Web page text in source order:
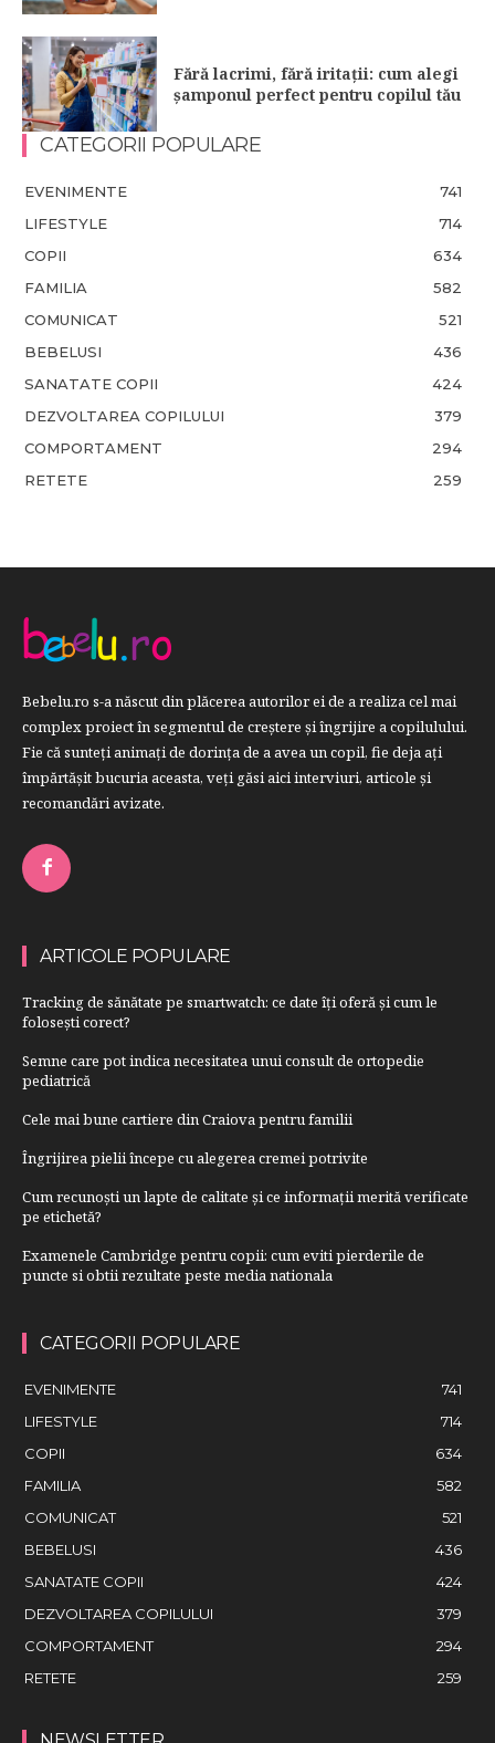
Fără lacrimi, fără iritații: cum alegi
șamponul perfect pentru copilul tău
CATEGORII POPULARE
EVENIMENTE
741
LIFESTYLE
714
COPII
634
FAMILIA
582
COMUNICAT
521
BEBELUSI
436
SANATATE COPII
424
DEZVOLTAREA COPILULUI
379
COMPORTAMENT
294
RETETE
259
Bebelu.ro s-a născut din plăcerea autorilor ei de a realiza cel mai
complex proiect în segmentul de creştere şi îngrijire a copilulului.
Fie că sunteţi animaţi de dorinţa de a avea un copil, fie deja aţi
împărtăşit bucuria aceasta, veți găsi aici interviuri, articole şi
recomandări avizate.
ARTICOLE POPULARE
Tracking de sănătate pe smartwatch: ce date îți oferă și cum le
folosești corect?
Semne care pot indica necesitatea unui consult de ortopedie
pediatrică
Cele mai bune cartiere din Craiova pentru familii
Îngrijirea pielii începe cu alegerea cremei potrivite
Cum recunoști un lapte de calitate și ce informații merită verificate
pe etichetă?
Examenele Cambridge pentru copii: cum eviti pierderile de
puncte si obtii rezultate peste media nationala
CATEGORII POPULARE
EVENIMENTE
741
LIFESTYLE
714
COPII
634
FAMILIA
582
COMUNICAT
521
BEBELUSI
436
SANATATE COPII
424
DEZVOLTAREA COPILULUI
379
COMPORTAMENT
294
RETETE
259